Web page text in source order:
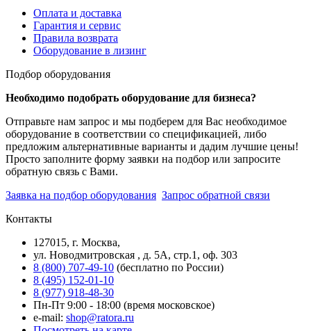
Оплата и доставка
Гарантия и сервис
Правила возврата
Оборудование в лизинг
Подбор оборудования
Необходимо подобрать оборудование для бизнеса?
Отправьте нам запрос и мы подберем для Вас необходимое
оборудование в соответствии со спецификацией, либо
предложим альтернативные варианты и дадим лучшие цены!
Просто заполните форму заявки на подбор или запросите
обратную связь с Вами.
Заявка на подбор оборудования Запрос обратной связи
Контакты
127015, г. Москва,
ул. Новодмитровская , д. 5А, стр.1, оф. 303
8 (800) 707-49-10 (бесплатно по России)
8 (495) 152-01-10
8 (977) 918-48-30
Пн-Пт 9:00 - 18:00 (время московское)
e-mail: shop@ratora.ru